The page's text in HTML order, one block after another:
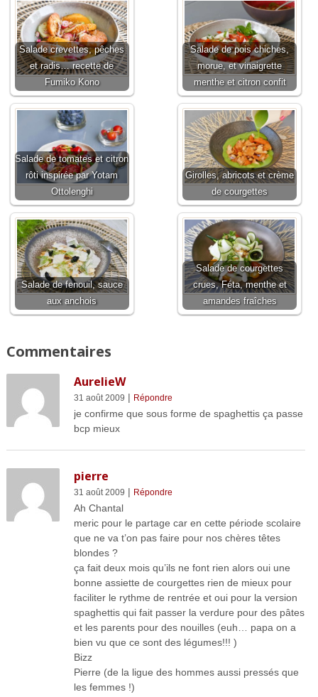
Salade crevettes, pêches
et radis… recette de
Fumiko Kono
Salade de pois chiches,
morue, et vinaigrette
menthe et citron confit
Salade de tomates et citron
rôti inspirée par Yotam
Ottolenghi
Girolles, abricots et crème
de courgettes
Salade de fenouil, sauce
aux anchois
Salade de courgettes
crues, Féta, menthe et
amandes fraîches
Commentaires
AurelieW
31 août 2009 | Répondre
je confirme que sous forme de spaghettis ça passe
bcp mieux
pierre
31 août 2009 | Répondre
Ah Chantal
meric pour le partage car en cette période scolaire
que ne va t’on pas faire pour nos chères têtes
blondes ?
ça fait deux mois qu’ils ne font rien alors oui une
bonne assiette de courgettes rien de mieux pour
faciliter le rythme de rentrée et oui pour la version
spaghettis qui fait passer la verdure pour des pâtes
et les parents pour des nouilles (euh… papa on a
bien vu que ce sont des légumes!!! )
Bizz
Pierre (de la ligue des hommes aussi pressés que
les femmes !)